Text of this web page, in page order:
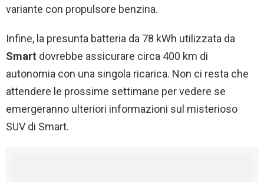
variante con propulsore benzina.
Infine, la presunta batteria da 78 kWh utilizzata da
Smart dovrebbe assicurare circa 400 km di
autonomia con una singola ricarica. Non ci resta che
attendere le prossime settimane per vedere se
emergeranno ulteriori informazioni sul misterioso
SUV di Smart.